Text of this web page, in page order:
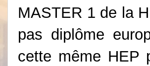
MASTER 1 de la
pas diplôme
cette même HEP